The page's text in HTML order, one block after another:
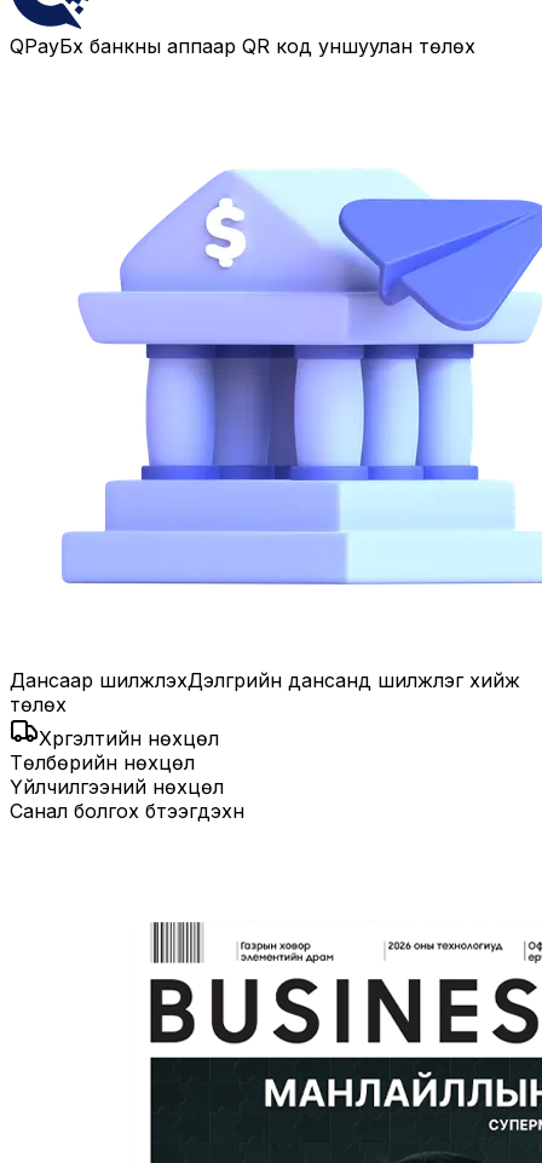
QPayБүх банкны аппаар QR код уншуулан төлөх
Дансаар шилжүүлэхДэлгүүрийн дансанд шилжүүлэг хийж
төлөх
Хүргэлтийн нөхцөл
Төлбөрийн нөхцөл
Үйлчилгээний нөхцөл
Санал болгох бүтээгдэхүүн